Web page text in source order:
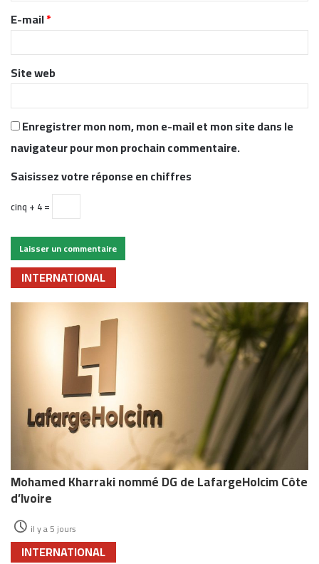
r
e
*
E-mail*
Site web
Enregistrer mon nom, mon e-mail et mon site dans le
navigateur pour mon prochain commentaire.
Saisissez votre réponse en chiffres
cinq + 4 =
INTERNATIONAL
Mohamed Kharraki nommé DG de LafargeHolcim Côte
d’Ivoire
il y a 5 jours
INTERNATIONAL